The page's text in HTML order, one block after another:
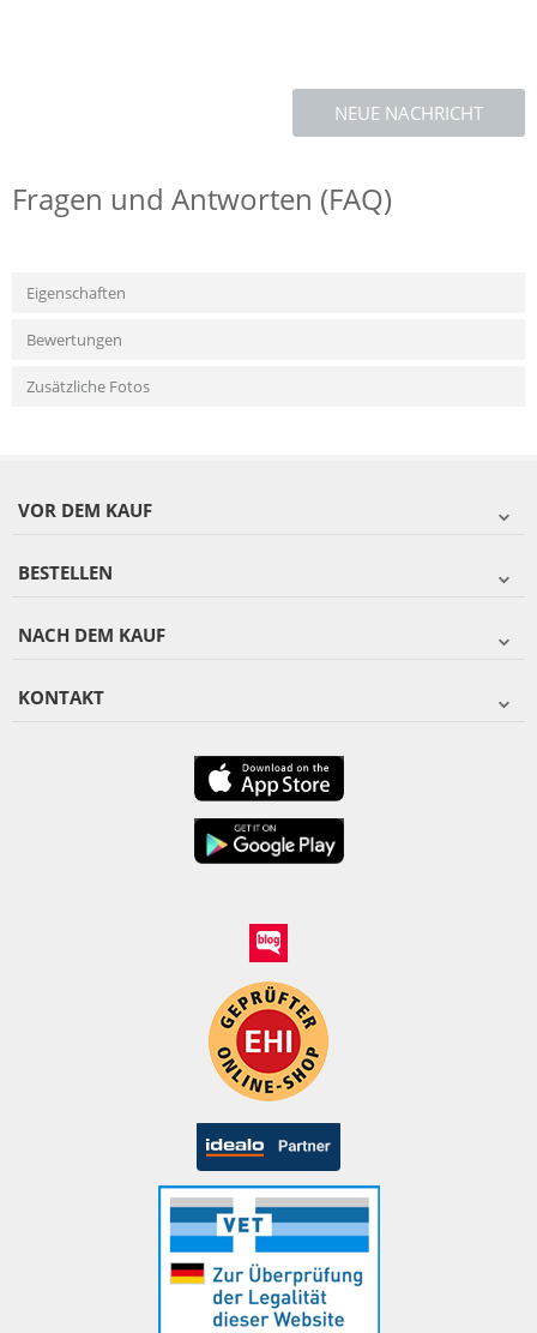
NEUE NACHRICHT
Fragen und Antworten (FAQ)
Eigenschaften
Bewertungen
Zusätzliche Fotos
VOR DEM KAUF
BESTELLEN
NACH DEM KAUF
KONTAKT